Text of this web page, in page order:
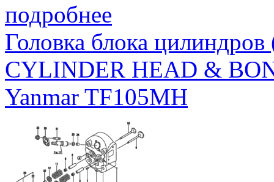
подробнее
Головка блока
CYLINDER HEAD &
Yanmar TF105MH